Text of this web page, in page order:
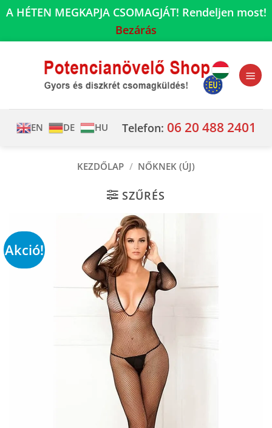
A HÉTEN MEGKAPJA CSOMAGJÁT! Rendeljen most!
Bezárás
EN DE HU Telefon: 06 20 488 2401
KEZDŐLAP / NŐKNEK (ÚJ)
SZŰRÉS
Akció!